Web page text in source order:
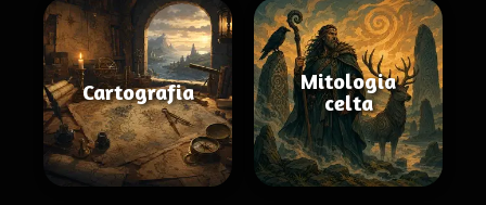
Cartografia
Mitologia
celta